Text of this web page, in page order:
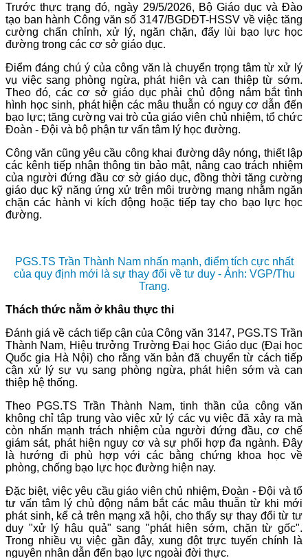
Trước thực trạng đó, ngày 29/5/2026, Bộ Giáo dục và Đào
tạo ban hành Công văn số 3147/BGDĐT-HSSV về việc tăng
cường chấn chỉnh, xử lý, ngăn chặn, đẩy lùi bạo lực học
đường trong các cơ sở giáo dục.
Điểm đáng chú ý của công văn là chuyển trọng tâm từ xử lý
vụ việc sang phòng ngừa, phát hiện và can thiệp từ sớm.
Theo đó, các cơ sở giáo dục phải chủ động nắm bắt tình
hình học sinh, phát hiện các mâu thuẫn có nguy cơ dẫn đến
bạo lực; tăng cường vai trò của giáo viên chủ nhiệm, tổ chức
Đoàn - Đội và bộ phận tư vấn tâm lý học đường.
Công văn cũng yêu cầu công khai đường dây nóng, thiết lập
các kênh tiếp nhận thông tin bảo mật, nâng cao trách nhiệm
của người đứng đầu cơ sở giáo dục, đồng thời tăng cường
giáo dục kỹ năng ứng xử trên môi trường mạng nhằm ngăn
chặn các hành vi kích động hoặc tiếp tay cho bạo lực học
đường.
PGS.TS Trần Thành Nam nhấn mạnh, điểm tích cực nhất
của quy định mới là sự thay đổi về tư duy - Ảnh: VGP/Thu
Trang.
Thách thức nằm ở khâu thực thi
Đánh giá về cách tiếp cận của Công văn 3147, PGS.TS Trần
Thành Nam, Hiệu trưởng Trường Đại học Giáo dục (Đại học
Quốc gia Hà Nội) cho rằng văn bản đã chuyển từ cách tiếp
cận xử lý sự vụ sang phòng ngừa, phát hiện sớm và can
thiệp hệ thống.
Theo PGS.TS Trần Thành Nam, tinh thần của công văn
không chỉ tập trung vào việc xử lý các vụ việc đã xảy ra mà
còn nhấn mạnh trách nhiệm của người đứng đầu, cơ chế
giám sát, phát hiện nguy cơ và sự phối hợp đa ngành. Đây
là hướng đi phù hợp với các bằng chứng khoa học về
phòng, chống bạo lực học đường hiện nay.
Đặc biệt, việc yêu cầu giáo viên chủ nhiệm, Đoàn - Đội và tổ
tư vấn tâm lý chủ động nắm bắt các mâu thuẫn từ khi mới
phát sinh, kể cả trên mạng xã hội, cho thấy sự thay đổi từ tư
duy "xử lý hậu quả" sang "phát hiện sớm, chặn từ gốc".
Trong nhiều vụ việc gần đây, xung đột trực tuyến chính là
nguyên nhân dẫn đến bạo lực ngoài đời thực.